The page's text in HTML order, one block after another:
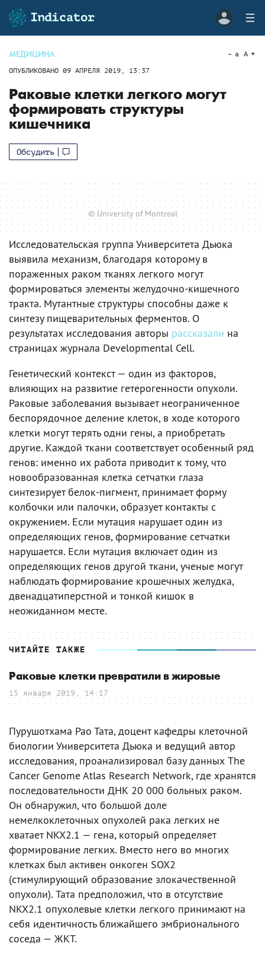
МЕДИЦИНА
ОПУБЛИКОВАНО 09 АПРЕЛЯ 2019, 13:37
a A
Раковые клетки легкого могут
формировать структуры
кишечника
Обсудить
© University of Montreal
Исследовательская группа Университета Дьюка
выявила механизм, благодаря которому в
пораженных раком тканях легкого могут
формироваться элементы желудочно-кишечного
тракта. Мутантные структуры способны даже к
синтезу пищеварительных ферментов. О
результатах исследования авторы рассказали на
страницах журнала Developmental Cell.
Генетический контекст — один из факторов,
влияющих на развитие гетерогенности опухоли.
Раковые заболевания вызывает неограниченное
беспорядочное деление клеток, в ходе которого
клетки могут терять одни гены, а приобретать
другие. Каждой ткани соответствует особенный ряд
генов: именно их работа приводит к тому, что
новообразованная клетка сетчатки глаза
синтезирует белок-пигмент, принимает форму
колбочки или палочки, образует контакты с
окружением. Если мутация нарушает один из
определяющих генов, формирование сетчатки
нарушается. Если мутация включает один из
определяющих генов другой ткани, ученые могут
наблюдать формирование крошечных желудка,
двенадцатиперстной и тонкой кишок в
неожиданном месте.
ЧИТАЙТЕ ТАКЖЕ
Раковые клетки превратили в жировые
15 января 2019, 14:17
Пурушотхама Рао Тата, доцент кафедры клеточной
биологии Университета Дьюка и ведущий автор
исследования, проанализировал базу данных The
Cancer Genome Atlas Research Network, где хранятся
последовательности ДНК 20 000 больных раком.
Он обнаружил, что большой доле
немелкоклеточных опухолей рака легких не
хватает NKX2.1 — гена, который определяет
формирование легких. Вместо него во многих
клетках был активен онкоген SOX2
(стимулирующий образование злокачественной
опухоли). Тата предположил, что в отсутствие
NKX2.1 опухолевые клетки легкого принимают на
себя идентичность ближайшего эмбрионального
соседа — ЖКТ.